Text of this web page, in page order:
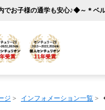
ジ > インフォメーション一覧 >